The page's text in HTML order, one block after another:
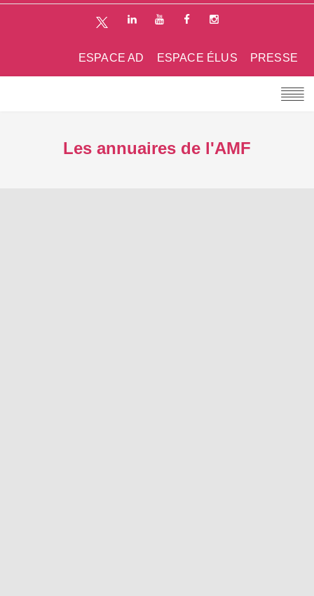
PRESSE
ESPACE ÉLUS
ESPACE AD
Les annuaires de l'AMF